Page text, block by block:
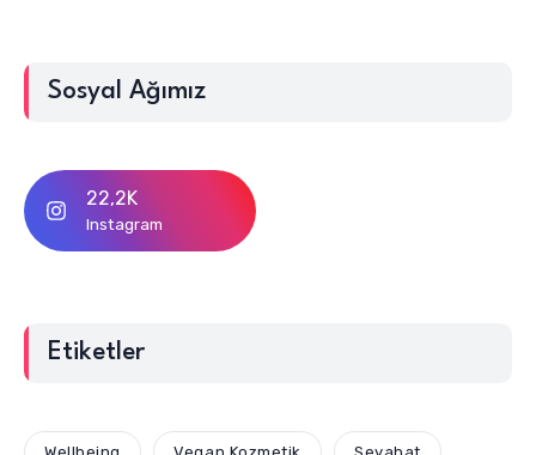
Sosyal Ağımız
22,2K
Instagram
Etiketler